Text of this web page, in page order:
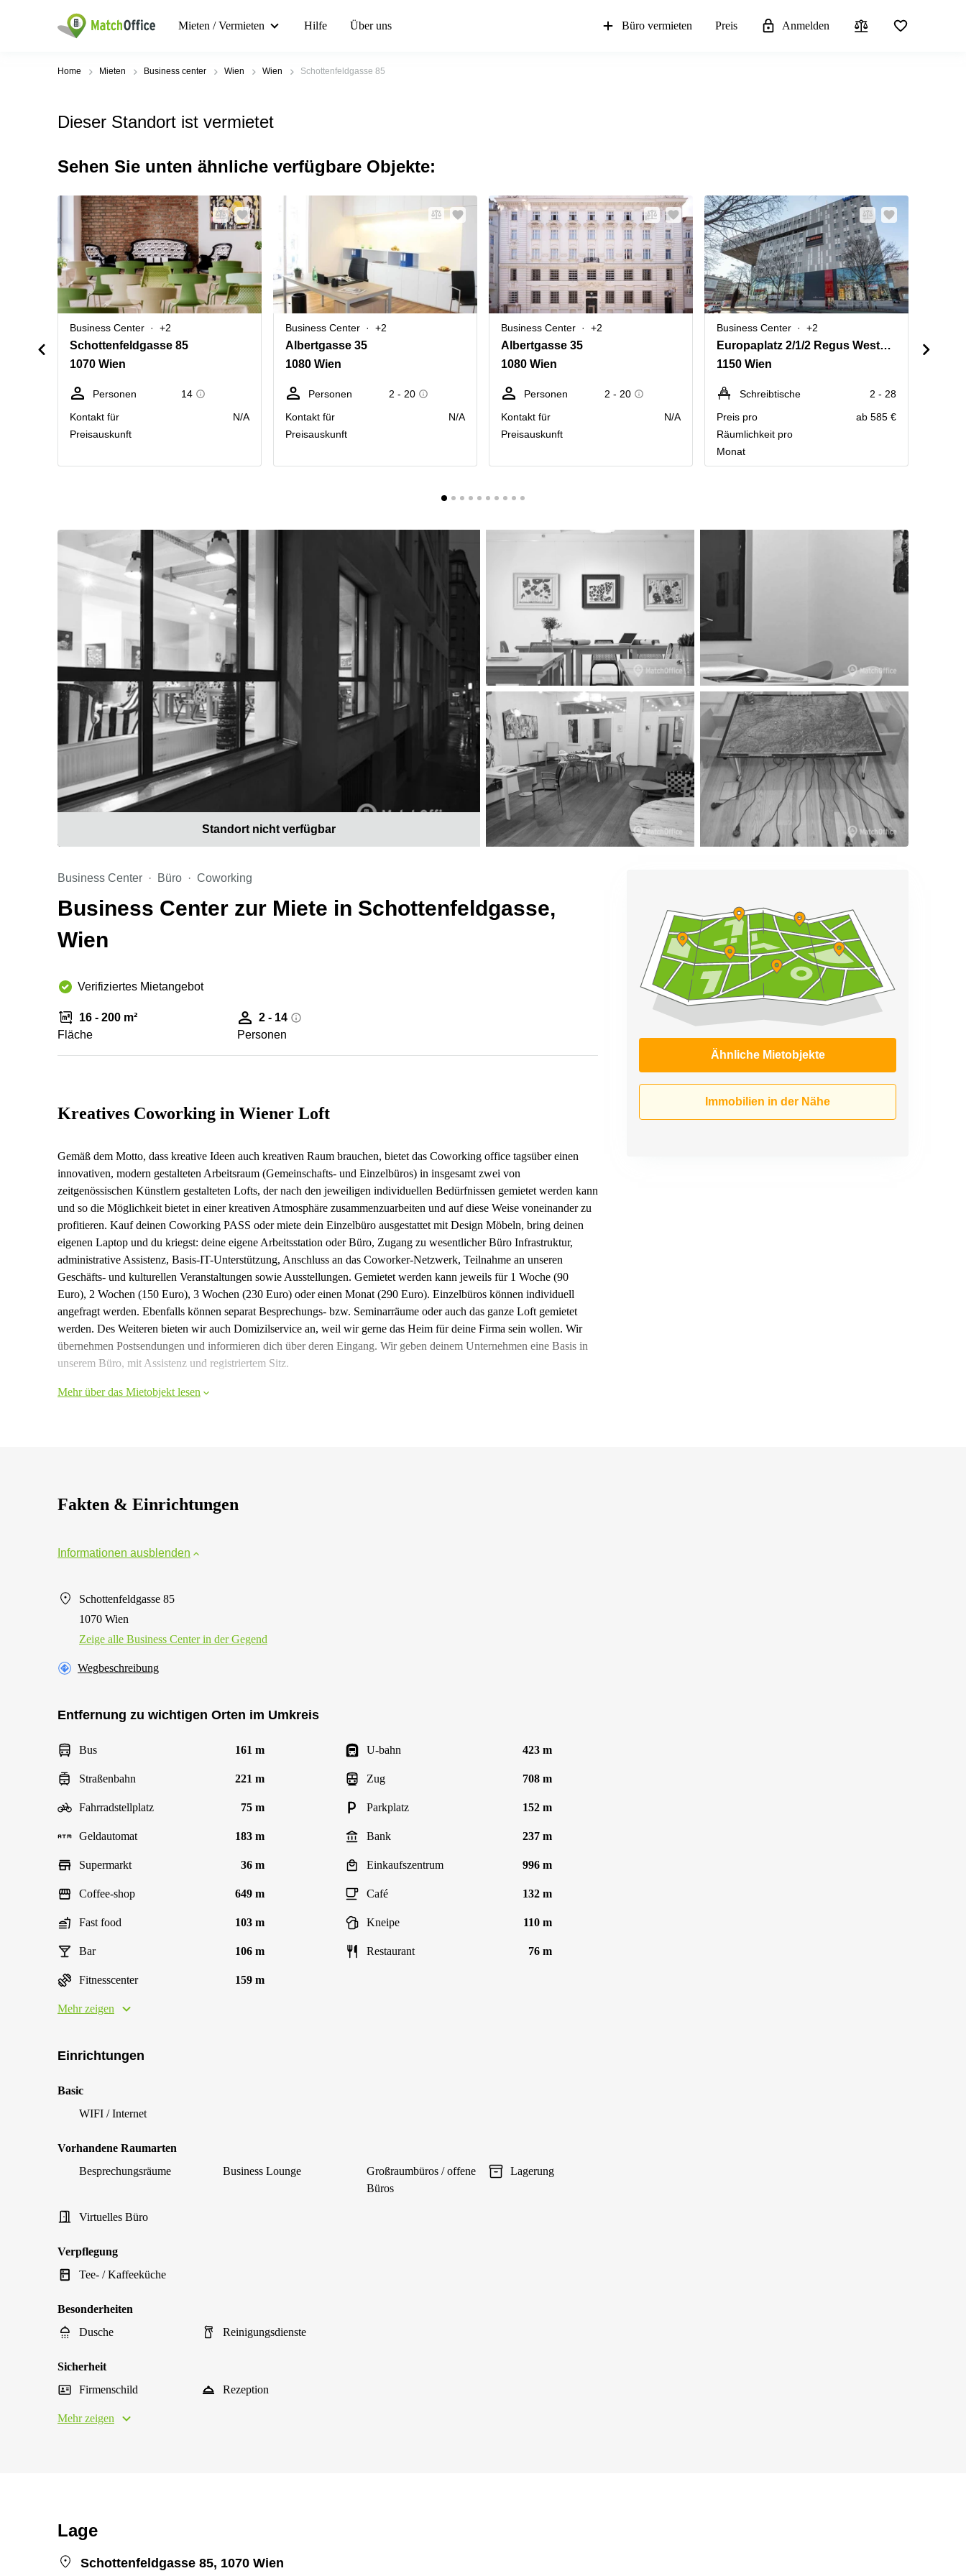
Mieten / Vermieten Hilfe Über uns Büro vermieten Preis Anmelden
Home Mieten Business center Wien Wien Schottenfeldgasse 85
Dieser Standort ist vermietet
Sehen Sie unten ähnliche verfügbare Objekte:
Business Center +2
Schottenfeldgasse 85
1070 Wien
Personen
14
Kontakt für
Preisauskunft
N/A
Business Center +2
Albertgasse 35
1080 Wien
Personen
2 - 20
Kontakt für
Preisauskunft
N/A
Business Center +2
Albertgasse 35
1080 Wien
Personen
2 - 20
Kontakt für
Preisauskunft
N/A
Business Center +2
Europaplatz 2/1/2 Regus Westbahnhof, BahnhofCity Wien West
1150 Wien
Schreibtische
2 - 28
Preis pro
Räumlichkeit pro
Monat
ab 585 €
Standort nicht verfügbar
Business Center Büro Coworking
Business Center zur Miete in Schottenfeldgasse,
Wien
Verifiziertes Mietangebot
16 - 200 m²
Fläche
2 - 14
Personen
Ähnliche Mietobjekte
Immobilien in der Nähe
Kreatives Coworking in Wiener Loft
Gemäß dem Motto, dass kreative Ideen auch kreativen Raum brauchen, bietet das Coworking office tagsüber einen
innovativen, modern gestalteten Arbeitsraum (Gemeinschafts- und Einzelbüros) in insgesamt zwei von
zeitgenössischen Künstlern gestalteten Lofts, der nach den jeweiligen individuellen Bedürfnissen gemietet werden kann
und so die Möglichkeit bietet in einer kreativen Atmosphäre zusammenzuarbeiten und auf diese Weise voneinander zu
profitieren. Kauf deinen Coworking PASS oder miete dein Einzelbüro ausgestattet mit Design Möbeln, bring deinen
eigenen Laptop und du kriegst: deine eigene Arbeitsstation oder Büro, Zugang zu wesentlicher Büro Infrastruktur,
administrative Assistenz, Basis-IT-Unterstützung, Anschluss an das Coworker-Netzwerk, Teilnahme an unseren
Geschäfts- und kulturellen Veranstaltungen sowie Ausstellungen. Gemietet werden kann jeweils für 1 Woche (90
Euro), 2 Wochen (150 Euro), 3 Wochen (230 Euro) oder einen Monat (290 Euro). Einzelbüros können individuell
angefragt werden. Ebenfalls können separat Besprechungs- bzw. Seminarräume oder auch das ganze Loft gemietet
werden. Des Weiteren bieten wir auch Domizilservice an, weil wir gerne das Heim für deine Firma sein wollen. Wir
übernehmen Postsendungen und informieren dich über deren Eingang. Wir geben deinem Unternehmen eine Basis in
unserem Büro, mit Assistenz und registriertem Sitz.
Mehr über das Mietobjekt lesen
Fakten & Einrichtungen
Informationen ausblenden
Schottenfeldgasse 85
1070 Wien
Zeige alle Business Center in der Gegend
Wegbeschreibung
Entfernung zu wichtigen Orten im Umkreis
Bus 161 m U-bahn 423 m
Straßenbahn 221 m Zug 708 m
Fahrradstellplatz 75 m Parkplatz 152 m
Geldautomat 183 m Bank 237 m
Supermarkt 36 m Einkaufszentrum 996 m
Coffee-shop 649 m Café 132 m
Fast food 103 m Kneipe 110 m
Bar 106 m Restaurant 76 m
Fitnesscenter 159 m
Mehr zeigen
Einrichtungen
Basic
WIFI / Internet
Vorhandene Raumarten
Besprechungsräume
Business Lounge
Großraumbüros / offene
Büros
Lagerung
Virtuelles Büro
Verpflegung
Tee- / Kaffeeküche
Besonderheiten
Dusche
Reinigungsdienste
Sicherheit
Firmenschild
Rezeption
Mehr zeigen
Lage
Schottenfeldgasse 85, 1070 Wien